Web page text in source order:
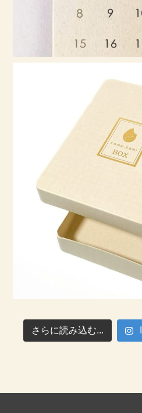
さらに読み込む...